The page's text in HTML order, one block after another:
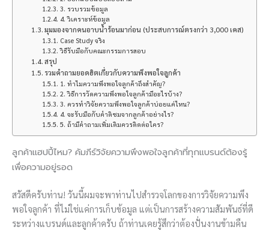
3. รวบรวมข้อมูล
4. วิเคราะห์ข้อมูล
มุมมองจากคนอาบน้ำร้อนมาก่อน (ประสบการณ์ตรงกว่า 3,000 เคส)
Case Study จริง
วิธีรับมือกับคณะกรรมการสอบ
สรุป
รวมคำถามยอดฮิตเกี่ยวกับความพึงพอใจลูกค้า
1. ทำไมความพึงพอใจลูกค้าถึงสำคัญ?
2. วิธีการวัดความพึงพอใจลูกค้ามีอะไรบ้าง?
3. ควรทำวิจัยความพึงพอใจลูกค้าบ่อยแค่ไหน?
4. จะรับมือกับคำติชมจากลูกค้าอย่างไร?
5. ถ้ามีคำถามเพิ่มเติมควรติดต่อใคร?
ลูกค้าแฮปปี้ไหม? คัมภีร์วิจัยความพึงพอใจลูกค้าที่ทุกแบรนด์ต้องรู้
เพื่อความอยู่รอด
สวัสดีครับท่าน! วันนี้ผมจะพาท่านไปสำรวจโลกของการวิจัยความพึง
พอใจลูกค้า ที่ไม่ใช่แค่การเก็บข้อมูล แต่เป็นการสร้างความสัมพันธ์ที่ดี
ระหว่างแบรนด์และลูกค้าครับ ถ้าท่านเคยรู้สึกว่าต้องปั่นงานข้ามคืน